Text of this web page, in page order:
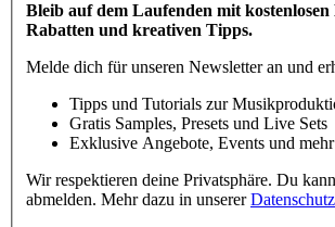
Bleib auf dem Laufenden mit kostenlosen
Rabatten und kreativen Tipps.
Melde dich für unseren Newsletter an und
Tipps und Tutorials zur
Gratis Samples, Presets und Live Sets
Exklusive Angebote, Events und mehr
Wir respektieren deine Privatsphäre. Du
abmelden. Mehr dazu in unserer